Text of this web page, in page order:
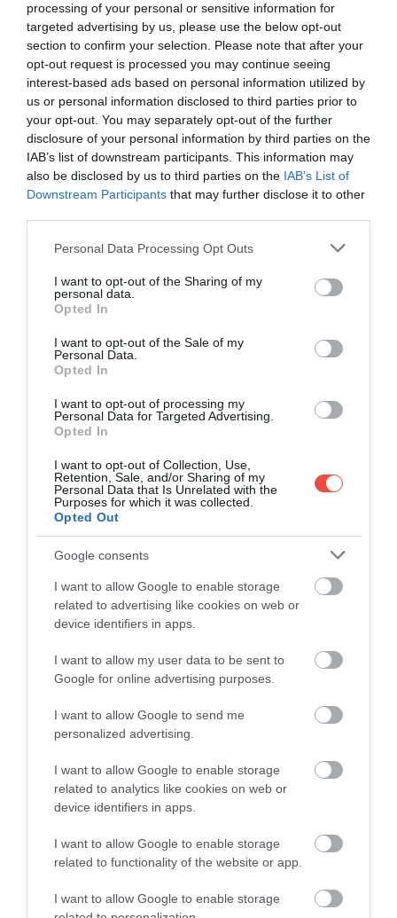
processing of your personal or sensitive information for
targeted advertising by us, please use the below opt-out
section to confirm your selection. Please note that after your
opt-out request is processed you may continue seeing
interest-based ads based on personal information utilized by
us or personal information disclosed to third parties prior to
your opt-out. You may separately opt-out of the further
disclosure of your personal information by third parties on the
IAB’s list of downstream participants. This information may
also be disclosed by us to third parties on the IAB’s List of
Downstream Participants that may further disclose it to other
Please note that this website/app uses one or more Google
not limited to your visit or usage behaviour. You may click to
grant or deny consent to Google and its third-party tags to
use your data for below specified purposes in below Google
consent section.
Personal Data Processing Opt Outs
I want to opt-out of the Sharing of my
personal data.
Opted In
I want to opt-out of the Sale of my
Personal Data.
Opted In
I want to opt-out of processing my
Personal Data for Targeted Advertising.
Opted In
I want to opt-out of Collection, Use,
Retention, Sale, and/or Sharing of my
Personal Data that Is Unrelated with the
Purposes for which it was collected.
Opted Out
Google consents
I want to allow Google to enable storage
related to advertising like cookies on web or
device identifiers in apps.
I want to allow my user data to be sent to
Google for online advertising purposes.
I want to allow Google to send me
personalized advertising.
I want to allow Google to enable storage
related to analytics like cookies on web or
device identifiers in apps.
I want to allow Google to enable storage
related to functionality of the website or app.
I want to allow Google to enable storage
festivaluri din lume!
Peste 100.000 de fani din întreaga lume au votat
pentru Top 100 Festivals, în perioada 5-26…